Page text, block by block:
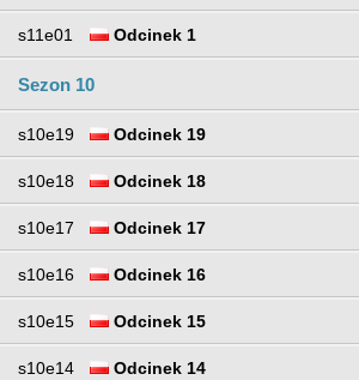
s11e01 Odcinek 1
Sezon 10
s10e19 Odcinek 19
s10e18 Odcinek 18
s10e17 Odcinek 17
s10e16 Odcinek 16
s10e15 Odcinek 15
s10e14 Odcinek 14